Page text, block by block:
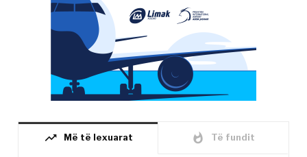
trending_up Më të lexuarat whatshot Të fundit